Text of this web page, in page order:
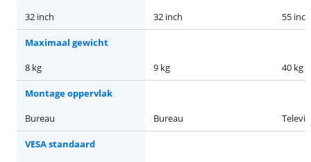
32 inch
32 inch 55 inch
Maximaal gewicht
8 kg
9 kg 40 kg
Montage oppervlak
Bureau
Bureau
VESA standaard